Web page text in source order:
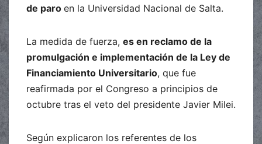
de paro en la Universidad Nacional de Salta.
La medida de fuerza, es en reclamo de la
promulgación e implementación de la Ley de
Financiamiento Universitario, que fue
reafirmada por el Congreso a principios de
octubre tras el veto del presidente Javier Milei.
Según explicaron los referentes de los